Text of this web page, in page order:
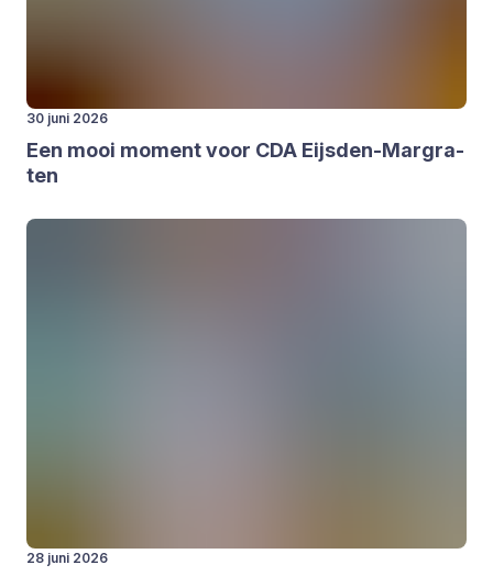
30 juni 2026
Een mooi moment voor CDA Eijs­den-Mar­gra­
ten
28 juni 2026